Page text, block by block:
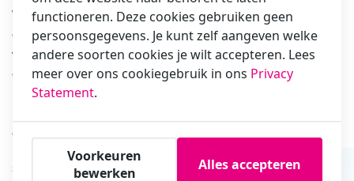
Wanneer wij je mogen helpen bij het opstellen van een RI&E, zorgt
onze veiligheidskundige ervoor dat alle gezondheids- en
veiligheidsrisico’s binnen je organisatie zorgvuldig in kaart worden
gebracht. Wij zijn gespecialiseerd in het signaleren van risico’s en
kunnen adviseren over het plan van aanpak: welke risico’s hebben
organisatie verantwoordelijk voor?
Speciaal voor deWeek van de RI&E
hebben wij nu een
functioneren. Deze cookies gebruiken geen
persoonsgegevens. Je kunt zelf aangeven welke
andere soorten cookies je wilt accepteren. Lees
meer over ons cookiegebruik in ons Privacy
Statement.
Voorkeuren
bewerken
Alles accepteren